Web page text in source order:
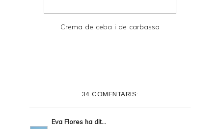
Crema de ceba i de carbassa
34 COMENTARIS:
Eva Flores ha dit...